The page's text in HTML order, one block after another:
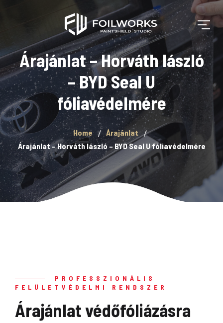
Árajánlat – Horváth lászló
– BYD Seal U
fóliavédelmére
Home
Árajánlat
Árajánlat – Horváth lászló – BYD Seal U fóliavédelmére
PROFESSZIONÁLIS
FELÜLETVÉDELMI RENDSZER
Árajánlat védőfóliázásra